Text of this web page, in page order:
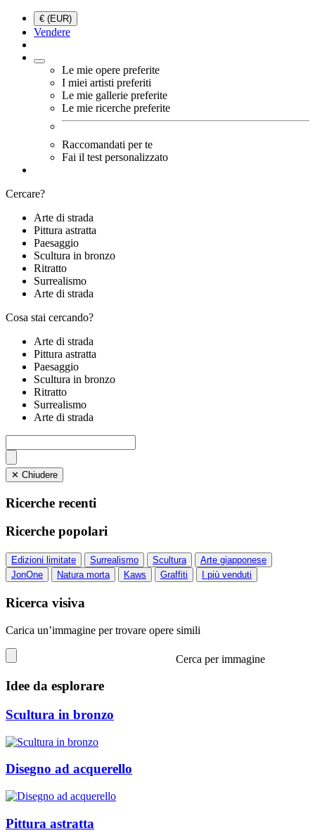
€ (EUR)
Vendere
Le mie opere preferite
I miei artisti preferiti
Le mie gallerie preferite
Le mie ricerche preferite
Raccomandati per te
Fai il test personalizzato
Cercare?
Arte di strada
Pittura astratta
Paesaggio
Scultura in bronzo
Ritratto
Surrealismo
Arte di strada
Cosa stai cercando?
Arte di strada
Pittura astratta
Paesaggio
Scultura in bronzo
Ritratto
Surrealismo
Arte di strada
✕ Chiudere
Ricerche recenti
Ricerche popolari
Edizioni limitate Surrealismo Scultura
Arte giapponese
JonOne
Natura morta Kaws Graffiti I più venduti
Ricerca visiva
Carica un’immagine per trovare opere simili
Cerca per immagine
Idee da esplorare
Scultura in bronzo
Disegno ad acquerello
Pittura astratta